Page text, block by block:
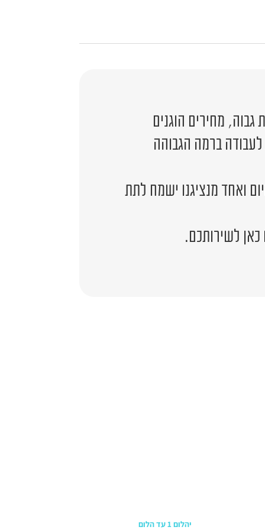
מחירים הוגנים
ברמה הגבוהה
ואחד מנציגנו ישמח לתת
יהלום 1 עד הלום